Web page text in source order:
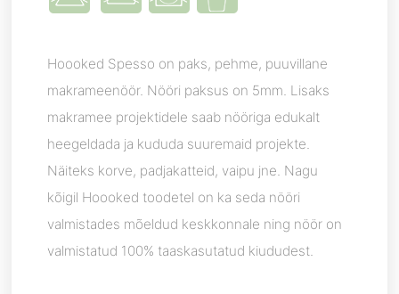
Hoooked Spesso on paks, pehme, puuvillane
makrameenöör. Nööri paksus on 5mm. Lisaks
makramee projektidele saab nööriga edukalt
heegeldada ja kududa suuremaid projekte.
Näiteks korve, padjakatteid, vaipu jne. Nagu
kõigil Hoooked toodetel on ka seda nööri
valmistades mõeldud keskkonnale ning nöör on
valmistatud 100% taaskasutatud kiududest.